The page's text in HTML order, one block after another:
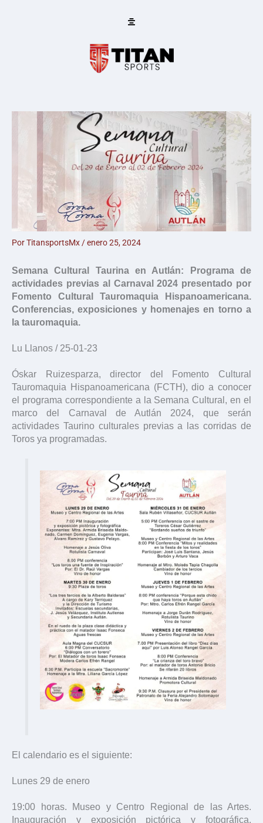
PorTitansportsMx /enero 25, 2024
Semana Cultural Taurina en Autlán: Programa de
actividades previas al Carnaval 2024 presentado por
Fomento Cultural Tauromaquia Hispanoamericana.
Conferencias, exposiciones y homenajes en torno a
la tauromaquia.
Lu Llanos / 25-01-23
Óskar Ruizesparza, director del Fomento Cultural
Tauromaquia Hispanoamericana (FCTH), dio a conocer
el programa correspondiente a la Semana Cultural, en el
marco del Carnaval de Autlán 2024, que serán
actividades Taurino culturales previas a las corridas de
Toros ya programadas.
El calendario es el siguiente:
Lunes 29 de enero
19:00 horas. Museo y Centro Regional de las Artes.
Inauguración y exposición pictórica y fotográfica.